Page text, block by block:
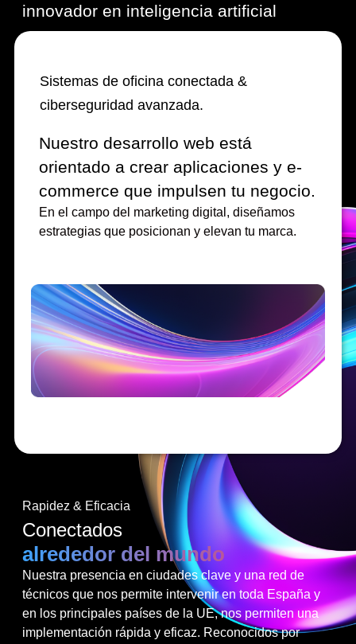
innovador en inteligencia artificial
Sistemas de oficina conectada &
ciberseguridad avanzada.
Nuestro desarrollo web está
orientado a crear aplicaciones y e-
commerce que impulsen tu negocio.
En el campo del marketing digital, diseñamos
estrategias que posicionan y elevan tu marca.
Rapidez & Eficacia
Conectados
alrededor del mundo
Nuestra presencia en ciudades clave y una red de
técnicos que nos permite intervenir en toda España y
en los principales países de la UE, nos permiten una
implementación rápida y eficaz. Reconocidos por